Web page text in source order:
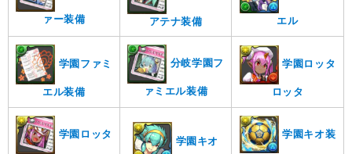
ァー装備 アテナ装備 エル
学園ファミ
エル装備
分岐学園フ
ァミエル装備
学園ロッタ
ロッタ
学園ロッタ
学園キオ
学園キオ装